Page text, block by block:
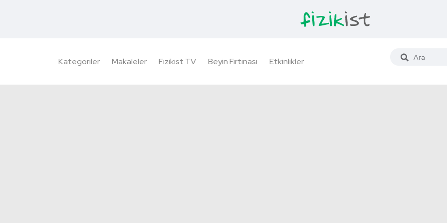
Kategoriler Makaleler Fizikist TV Beyin Fırtınası Etkinlikler